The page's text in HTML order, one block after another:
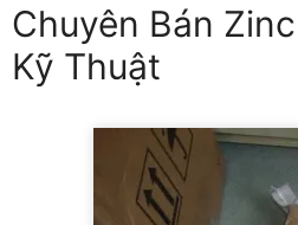
Chuyên Bán
Kỹ Thuật